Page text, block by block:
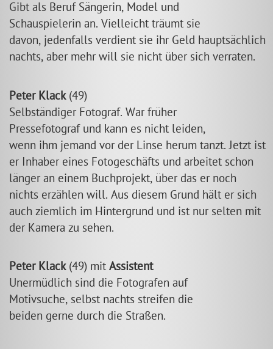
Gibt als Beruf Sängerin, Model und
Schauspielerin an. Vielleicht träumt sie
davon, jedenfalls verdient sie ihr Geld hauptsächlich
nachts, aber mehr will sie nicht über sich verraten.
Peter Klack(49)
Selbständiger Fotograf. War früher
Pressefotograf und kann es nicht leiden,
wenn ihm jemand vor der Linse herum tanzt. Jetzt ist
er Inhaber eines Fotogeschäfts und arbeitet schon
länger an einem Buchprojekt, über das er noch
nichts erzählen will. Aus diesem Grund hält er sich
auch ziemlich im Hintergrund und ist nur selten mit
der Kamera zu sehen.
Peter Klack(49) mit Assistent
Unermüdlich sind die Fotografen auf
Motivsuche, selbst nachts streifen die
beiden gerne durch die Straßen.